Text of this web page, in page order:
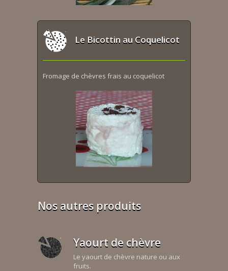
Le Bicottin au Coquelicot
Fromage de chèvres frais au coquelicot
Nos autres produits
Yaourt de chèvre
Le yaourt de chèvre nature ou aux
fruits.